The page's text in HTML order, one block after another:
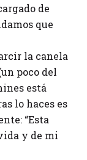
de
que
la canela
poco del
está
lo haces es
“Esta
y de mi